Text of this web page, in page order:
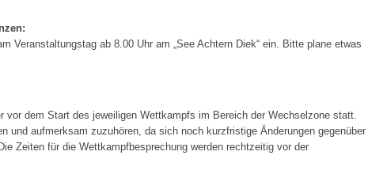
Veranstaltungstag ab 8.00 Uhr am „See Achtern Diek“ ein. Bitte plane etwas
vor dem Start des jeweiligen Wettkampfs im Bereich der Wechselzone statt.
und aufmerksam zuzuhören, da sich noch kurzfristige Änderungen gegenüber
Zeiten für die Wettkampfbesprechung werden rechtzeitig vor der